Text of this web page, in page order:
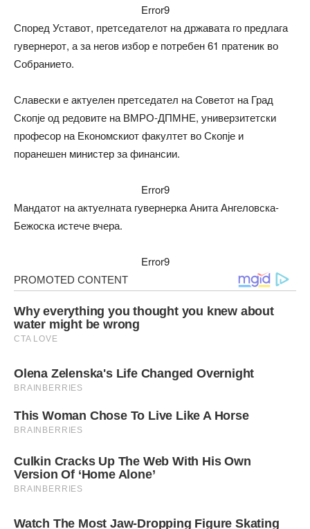
Error9
Според Уставот, претседателот на државата го предлага
гувернерот, а за негов избор е потребен 61 пратеник во
Собранието.
Славески е актуелен претседател на Советот на Град
Скопје од редовите на ВМРО-ДПМНЕ, универзитетски
професор на Економскиот факултет во Скопје и
поранешен министер за финансии.
Error9
Mандатот на актуелната гувернерка Анита Ангеловска-
Бежоска истече вчера.
Error9